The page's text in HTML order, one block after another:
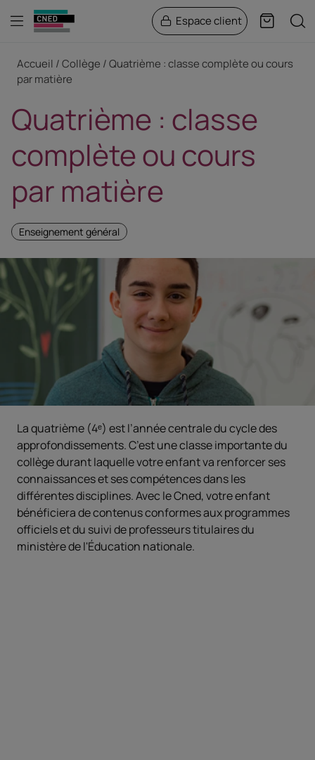
Menu Espace client Panier
Accueil Collège
Quatrième : classe complète ou cours
par matière
Quatrième : classe
complète ou cours
par matière
Enseignement général
La quatrième (4ᵉ) est l’année centrale du cycle des
approfondissements. C’est une classe importante du
collège durant laquelle votre enfant va renforcer ses
connaissances et ses compétences dans les
différentes disciplines. Avec le Cned, votre enfant
bénéficiera de contenus conformes aux programmes
officiels et du suivi de professeurs titulaires du
ministère de l'Éducation nationale.